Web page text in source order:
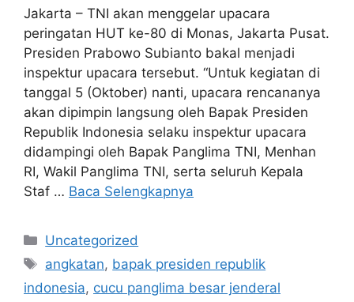
Jakarta – TNI akan menggelar upacara
peringatan HUT ke-80 di Monas, Jakarta Pusat.
Presiden Prabowo Subianto bakal menjadi
inspektur upacara tersebut. “Untuk kegiatan di
tanggal 5 (Oktober) nanti, upacara rencananya
akan dipimpin langsung oleh Bapak Presiden
Republik Indonesia selaku inspektur upacara
didampingi oleh Bapak Panglima TNI, Menhan
RI, Wakil Panglima TNI, serta seluruh Kepala
Staf … Baca Selengkapnya
Kategori
Uncategorized
Tag
angkatan, bapak presiden republik
indonesia, cucu panglima besar jenderal